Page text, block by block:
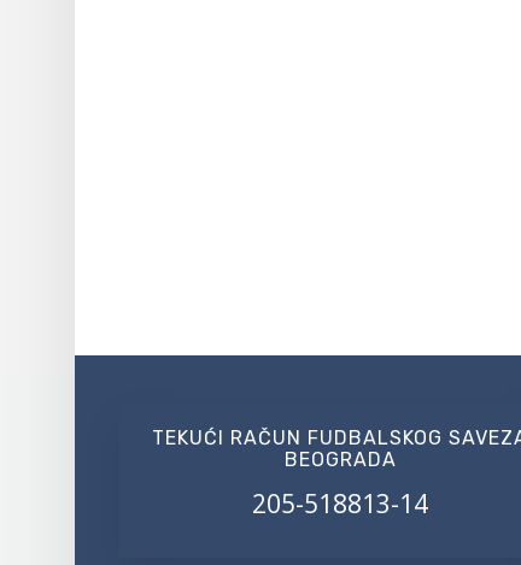
TEKUĆI RAČUN FUDBALSKOG
BEOGRADA
205-518813-14